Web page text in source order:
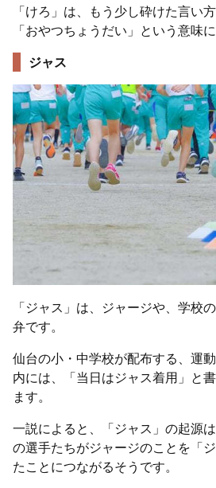
「けろ」は、もう少し砕けた言い
「おやつちょうだい」という意味に
ジャス
「ジャス」は、ジャージや、学校
弁です。
仙台の小・中学校が配布する、運
内には、「当日はジャス着用」と
ます。
一説によると、「ジャス」の起源
の選手たちがジャージのことを「
たことにつながるそうです。